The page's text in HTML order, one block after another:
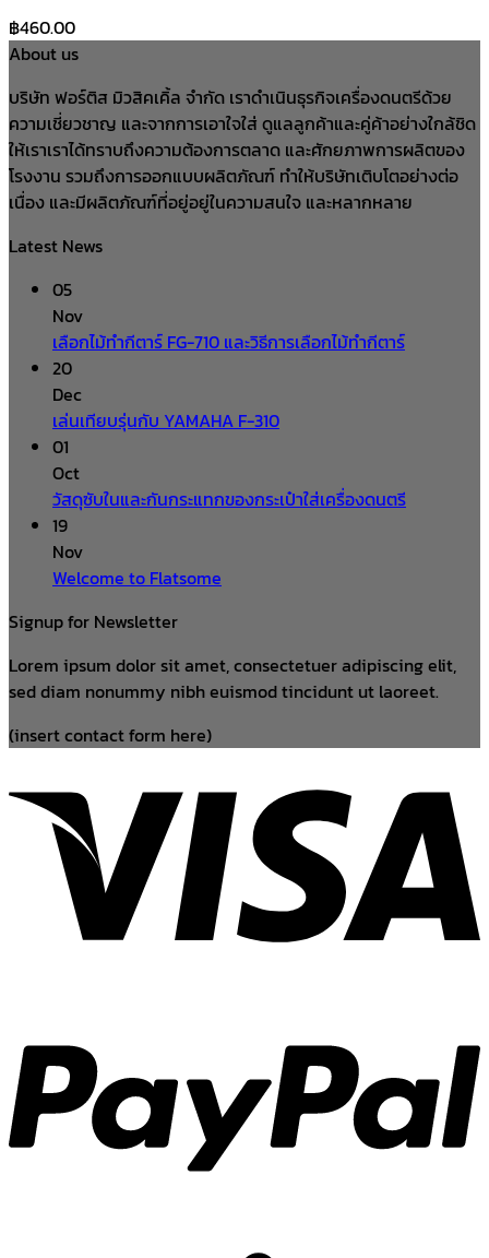
฿460.00
About us
บริษัท ฟอร์ติส มิวสิคเคิ้ล จำกัด เราดำเนินธุรกิจเครื่องดนตรีด้วย
ความเชี่ยวชาญ และจากการเอาใจใส่ ดูแลลูกค้าและคู่ค้าอย่างใกล้ชิด
ให้เราเราได้ทราบถึงความต้องการตลาด และศักยภาพการผลิตของ
โรงงาน รวมถึงการออกแบบผลิตภัณฑ์ ทำให้บริษัทเติบโตอย่างต่อ
เนื่อง และมีผลิตภัณฑ์ที่อยู่อยู่ในความสนใจ และหลากหลาย
Latest News
05
Nov
เลือกไม้ทำกีตาร์ FG-710 และวิธีการเลือกไม้ทำกีตาร์
20
Dec
เล่นเทียบรุ่นกับ YAMAHA F-310
01
Oct
วัสดุซับในและกันกระแทกของกระเป๋าใส่เครื่องดนตรี
19
Nov
Welcome to Flatsome
Signup for Newsletter
Lorem ipsum dolor sit amet, consectetuer adipiscing elit,
sed diam nonummy nibh euismod tincidunt ut laoreet.
(insert contact form here)